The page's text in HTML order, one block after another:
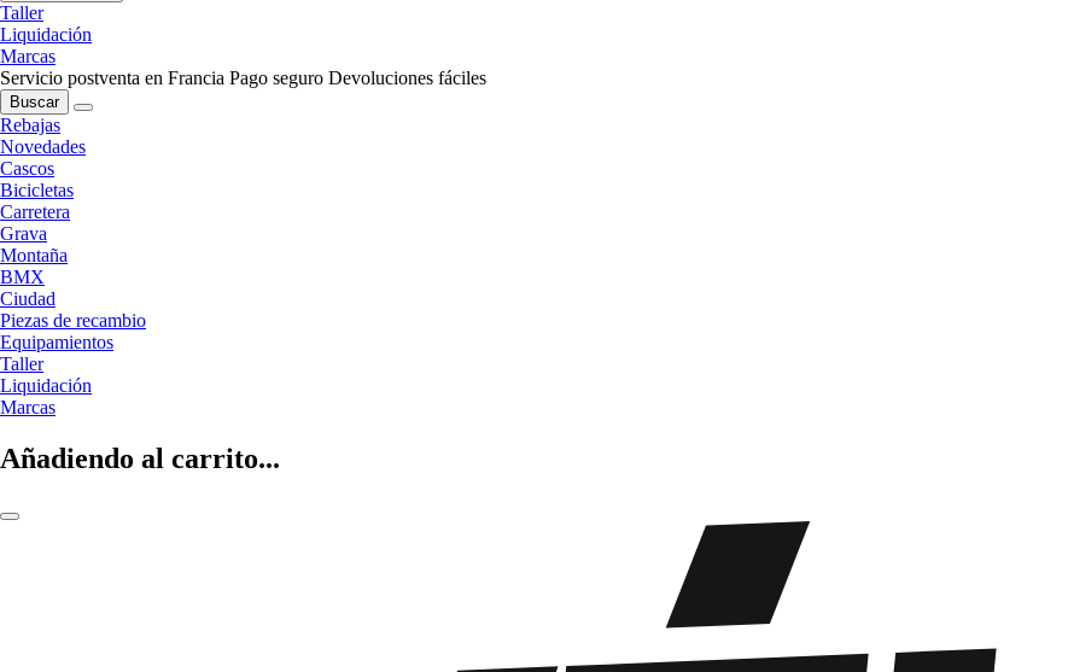
Taller
Liquidación
Marcas
Servicio postventa en Francia Pago seguro Devoluciones fáciles
Buscar
Rebajas
Novedades
Cascos
Bicicletas
Carretera
Grava
Montaña
BMX
Ciudad
Piezas de recambio
Equipamientos
Taller
Liquidación
Marcas
Añadiendo al carrito...